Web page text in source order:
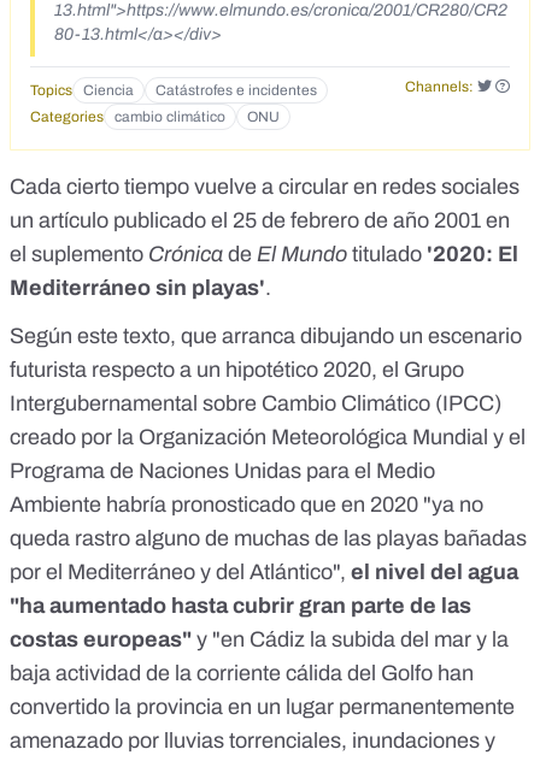
13.html">https://www.elmundo.es/cronica/2001/CR280/CR2
80-13.html</a></div>
Topics Ciencia Catástrofes e incidentes
Channels:
Categories
cambio climático ONU
Cada cierto tiempo vuelve a circular en redes sociales
un artículo publicado el 25 de febrero de año 2001 en
el suplemento Crónica de El Mundo titulado '2020: El
Mediterráneo sin playas'.
Según este texto, que arranca dibujando un escenario
futurista respecto a un hipotético 2020, el Grupo
Intergubernamental sobre Cambio Climático (IPCC)
creado por la Organización Meteorológica Mundial y el
Programa de Naciones Unidas para el Medio
Ambiente habría pronosticado que en 2020 "ya no
queda rastro alguno de muchas de las playas bañadas
por el Mediterráneo y del Atlántico", el nivel del agua
"ha aumentado hasta cubrir gran parte de las
costas europeas" y "en Cádiz la subida del mar y la
baja actividad de la corriente cálida del Golfo han
convertido la provincia en un lugar permanentemente
amenazado por lluvias torrenciales, inundaciones y